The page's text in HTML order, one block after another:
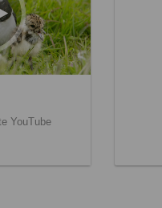
YouTube